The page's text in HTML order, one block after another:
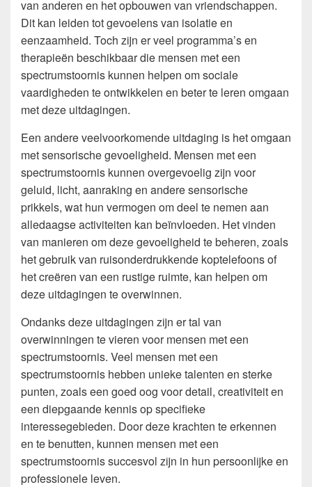
van anderen en het opbouwen van vriendschappen.
Dit kan leiden tot gevoelens van isolatie en
eenzaamheid. Toch zijn er veel programma’s en
therapieën beschikbaar die mensen met een
spectrumstoornis kunnen helpen om sociale
vaardigheden te ontwikkelen en beter te leren omgaan
met deze uitdagingen.
Een andere veelvoorkomende uitdaging is het omgaan
met sensorische gevoeligheid. Mensen met een
spectrumstoornis kunnen overgevoelig zijn voor
geluid, licht, aanraking en andere sensorische
prikkels, wat hun vermogen om deel te nemen aan
alledaagse activiteiten kan beïnvloeden. Het vinden
van manieren om deze gevoeligheid te beheren, zoals
het gebruik van ruisonderdrukkende koptelefoons of
het creëren van een rustige ruimte, kan helpen om
deze uitdagingen te overwinnen.
Ondanks deze uitdagingen zijn er tal van
overwinningen te vieren voor mensen met een
spectrumstoornis. Veel mensen met een
spectrumstoornis hebben unieke talenten en sterke
punten, zoals een goed oog voor detail, creativiteit en
een diepgaande kennis op specifieke
interessegebieden. Door deze krachten te erkennen
en te benutten, kunnen mensen met een
spectrumstoornis succesvol zijn in hun persoonlijke en
professionele leven.